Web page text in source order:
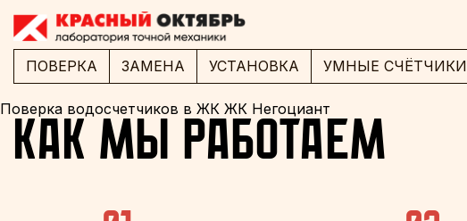
ПОВЕРКА ЗАМЕНА УСТАНОВКА УМНЫЕ СЧЁТЧИКИ
Поверка водосчетчиков в ЖК ЖК Негоциант
Как мы работаем